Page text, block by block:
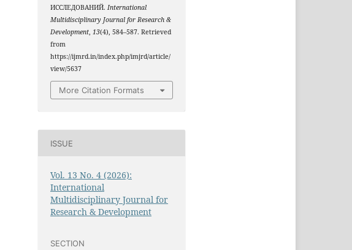
ИССЛЕДОВАНИЙ.International
Multidisciplinary Journal for Research &
Development,13(4), 584–587. Retrieved
from
https://ijmrd.in/index.php/imjrd/article/
view/5637
More Citation Formats
ISSUE
Vol. 13 No. 4 (2026):
International
Multidisciplinary Journal for
Research & Development
SECTION